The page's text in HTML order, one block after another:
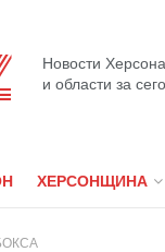
Новости Херсона
и области за
ХЕРСОНЩИНА